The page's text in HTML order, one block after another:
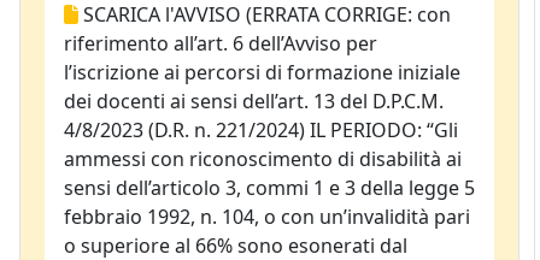
SCARICA l'AVVISO (ERRATA CORRIGE: con
riferimento all’art. 6 dell’Avviso per
l’iscrizione ai percorsi di formazione iniziale
dei docenti ai sensi dell’art. 13 del D.P.C.M.
4/8/2023 (D.R. n. 221/2024) IL PERIODO: “Gli
ammessi con riconoscimento di disabilità ai
sensi dell’articolo 3, commi 1 e 3 della legge 5
febbraio 1992, n. 104, o con un’invalidità pari
o superiore al 66% sono esonerati dal